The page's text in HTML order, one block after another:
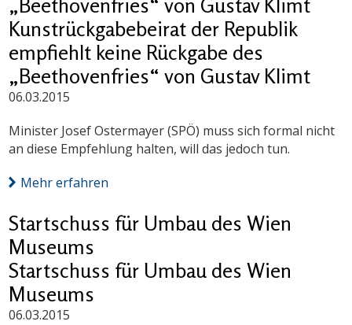
„Beethovenfries“ von Gustav Klimt
Kunstrückgabebeirat der Republik
empfiehlt keine Rückgabe des
„Beethovenfries“ von Gustav Klimt
06.03.2015
Minister Josef Ostermayer (SPÖ) muss sich formal nicht
an diese Empfehlung halten, will das jedoch tun.
Mehr erfahren
Startschuss für Umbau des Wien
Museums
Startschuss für Umbau des Wien
Museums
06.03.2015